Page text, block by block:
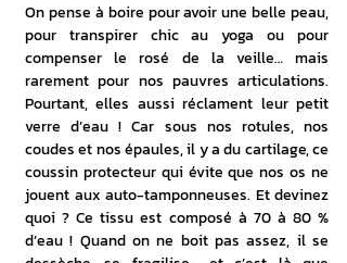
On pense à boire pour avoir une belle peau,
pour transpirer chic au yoga ou pour
compenser le rosé de la veille… mais
rarement pour nos pauvres articulations.
Pourtant, elles aussi réclament leur petit
verre d’eau ! Car sous nos rotules, nos
coudes et nos épaules, il y a du cartilage, ce
coussin protecteur qui évite que nos os ne
jouent aux auto-tamponneuses. Et devinez
quoi ? Ce tissu est composé à 70 à 80 %
d’eau ! Quand on ne boit pas assez, il se